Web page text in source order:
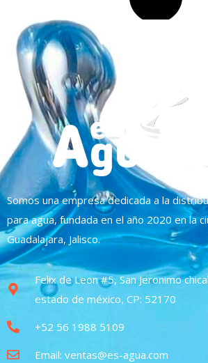
Somos una empresa dedicada a la
para agua, fundada en el año 2020 en la
Guadalajara, Jalisco.
Felix de Leon #5, San Jeronimo
estado de méxico, CP: 52170
+52 56 1988 5109
Email: ventas@es-agua.com